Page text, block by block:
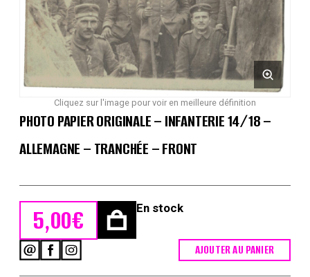
Cliquez sur l'image pour voir en meilleure définition
PHOTO PAPIER ORIGINALE – INFANTERIE 14/18 –
ALLEMAGNE – TRANCHÉE – FRONT
5,00€ En stock
AJOUTER AU PANIER